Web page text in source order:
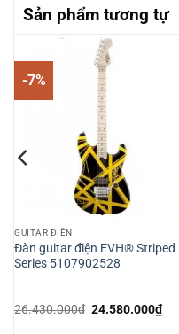
Sản phẩm tương tự
-7%
GUITAR ĐIỆN
Đàn guitar điện EVH® Striped
Series 5107902528
26.430.000₫ Giá
24.580.000₫Giá
hiện